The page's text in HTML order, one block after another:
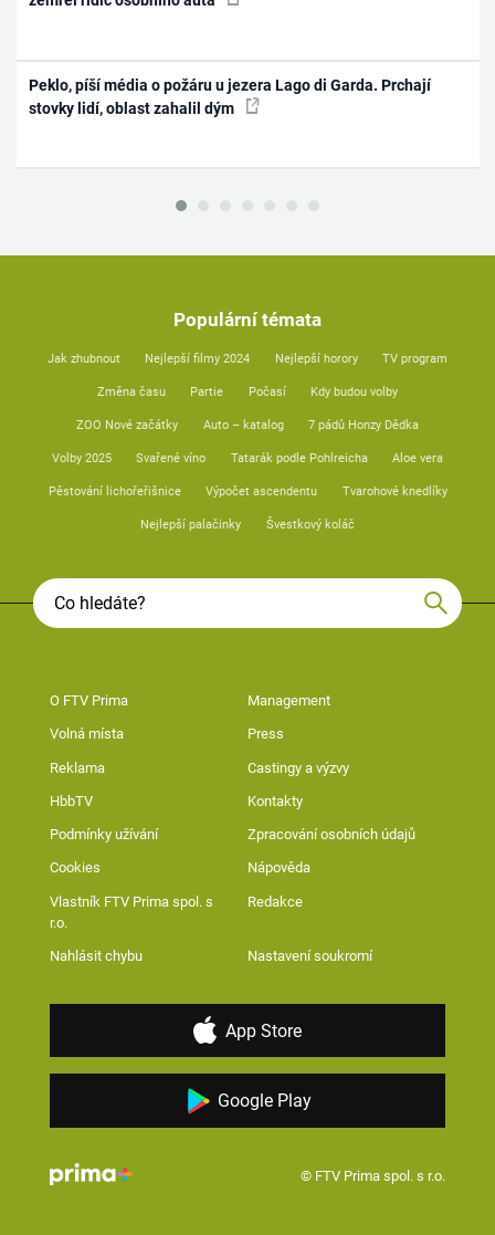
Peklo, píší média o požáru u jezera Lago di Garda. Prchají
stovky lidí, oblast zahalil dým
Populární témata
Jak zhubnout Nejlepší filmy 2024 Nejlepší horory TV program
Změna času Partie Počasí Kdy budou volby
ZOO Nové začátky Auto – katalog 7 pádů Honzy Dědka
Volby 2025 Svařené víno Tatarák podle Pohlreicha Aloe vera
Pěstování lichořeřišnice Výpočet ascendentu Tvarohové knedlíky
Nejlepší palačinky Švestkový koláč
O FTV Prima Management
Volná místa Press
Reklama Castingy a výzvy
HbbTV Kontakty
Podmínky užívání Zpracování osobních údajů
Cookies Nápověda
Vlastník FTV Prima spol. s
r.o.
Redakce
Nahlásit chybu Nastavení soukromí
App Store
Google Play
© FTV Prima spol. s r.o.